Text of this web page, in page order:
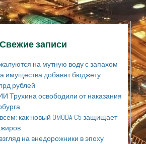
й
т
и
с
д
е
р
ж
н
ю
Свежие записи
на мутную воду с запахом
имущества добавят бюджету
рублей
Трухина освободили от наказания
как новый OMODA C5 защищает
на внедорожники в эпоху